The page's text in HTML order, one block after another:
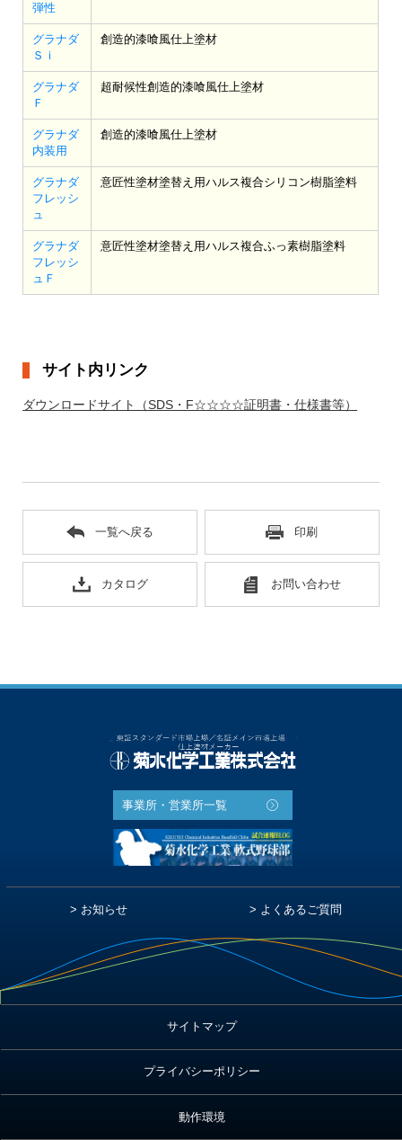
弾性
グラナダ
Ｓｉ
創造的漆喰風仕上塗材
グラナダ
Ｆ
超耐候性創造的漆喰風仕上塗材
グラナダ
内装用
創造的漆喰風仕上塗材
グラナダ
フレッシ
ュ
意匠性塗材塗替え用ハルス複合シリコン樹脂塗料
グラナダ
フレッシ
ュＦ
意匠性塗材塗替え用ハルス複合ふっ素樹脂塗料
サイト内リンク
ダウンロードサイト（SDS・F☆☆☆☆証明書・仕様書等）
一覧へ戻る 印刷
カタログ お問い合わせ
事業所・営業所一覧
お知らせ よくあるご質問
サイトマップ
プライバシーポリシー
動作環境